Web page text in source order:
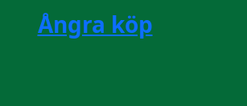
Ångra köp